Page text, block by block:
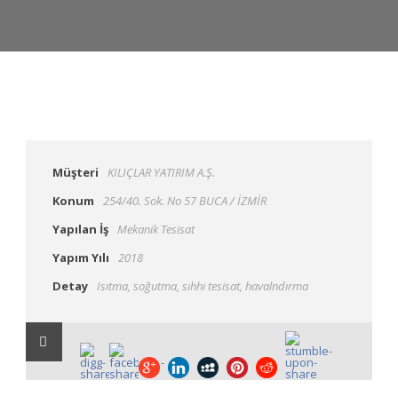
Müşteri
KILIÇLAR YATIRIM A.Ş.
Konum
254/40. Sok. No 57 BUCA / İZMİR
Yapılan İş Mekanik Tesisat
Yapım Yılı
2018
Detay Isıtma, soğutma, sıhhi tesisat, havalndırma